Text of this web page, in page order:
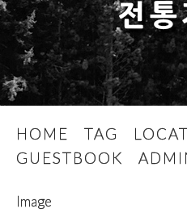
전
HOME TAG
GUESTBOOK
Image